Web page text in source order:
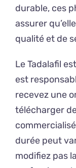
durable, ces
assurer
qualité et de
Le Tadalafil
est
recevez une
télécharger
durée peut
modifiez pas